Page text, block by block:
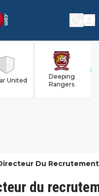
United
Deeping
Rangers
Du Recrutement
du